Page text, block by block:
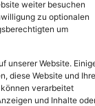
weiter besuchen
zu optionalen
um
unserer Website.
diese Website und Ihre
verarbeitet
und Inhalte